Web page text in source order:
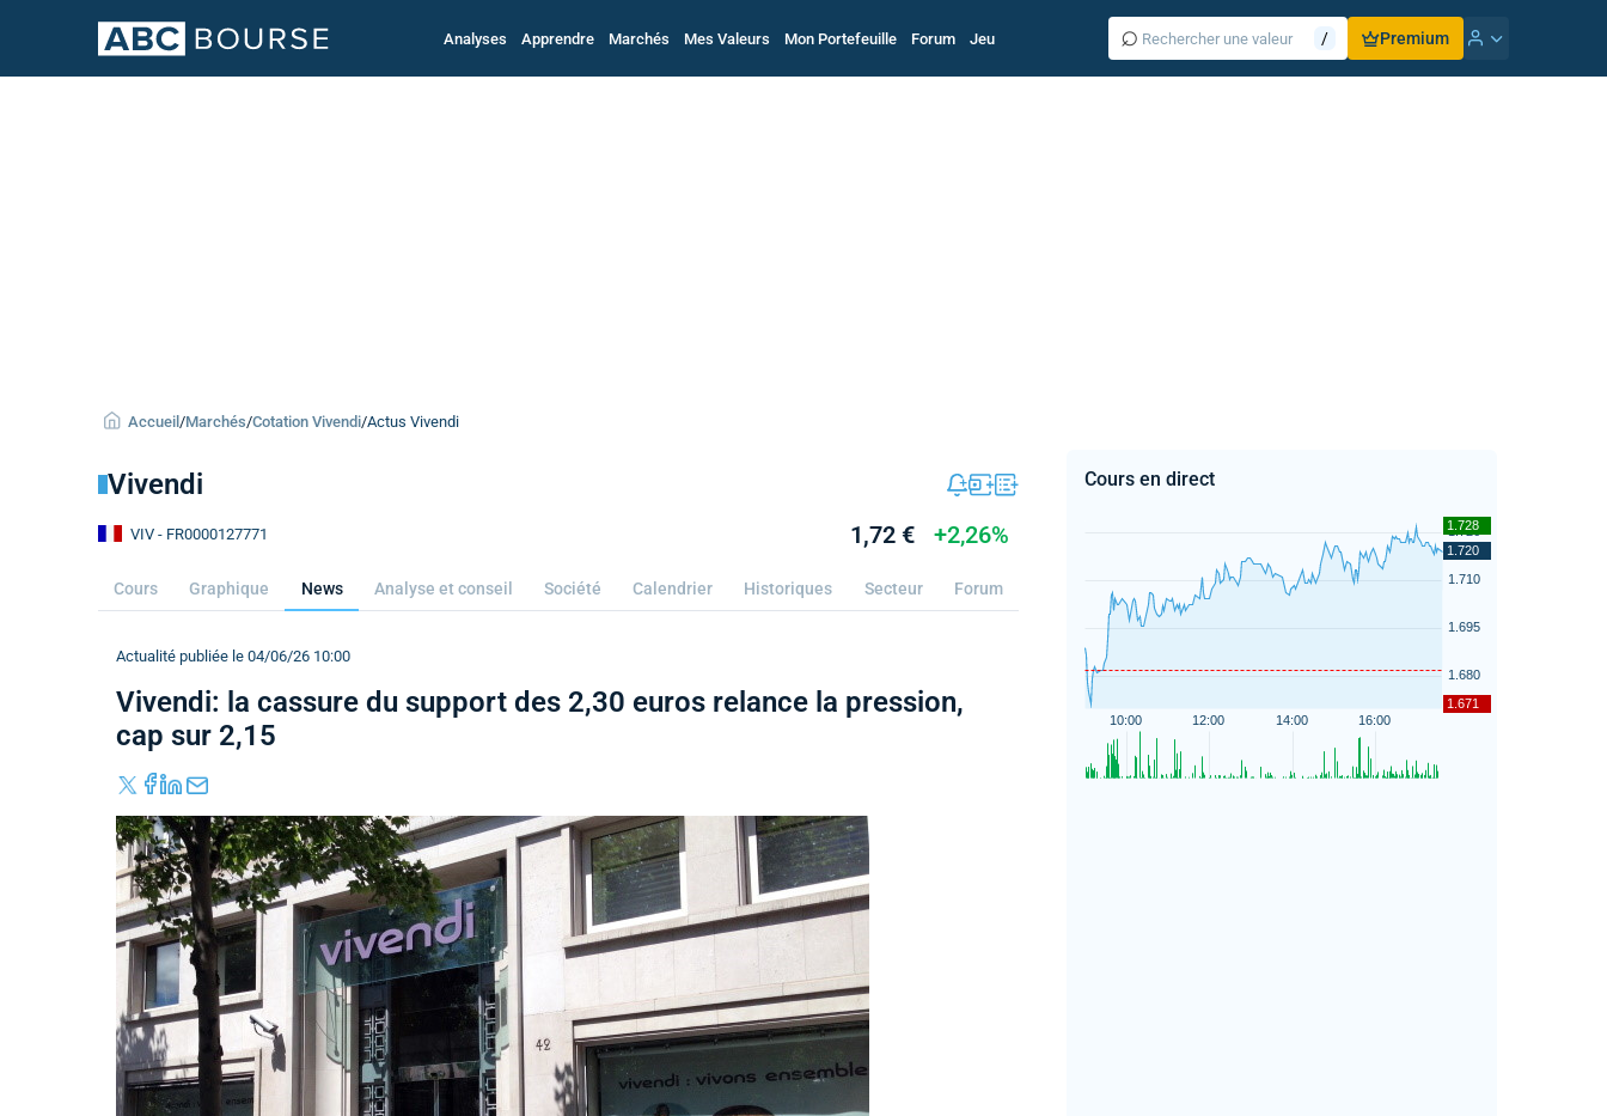
Analyses Apprendre Marchés Mes Valeurs Mon Portefeuille Forum Jeu ⌕ / Premium
Accueil /Marchés/Cotation Vivendi/Actus Vivendi
Vivendi
VIV - FR0000127771 1,72 € +2,26%
Cours Graphique News Analyse et conseil Société Calendrier Historiques Secteur Forum
Actualité publiée le 04/06/26 10:00
Vivendi: la cassure du support des 2,30 euros relance la pression,
cap sur 2,15
Cours en direct